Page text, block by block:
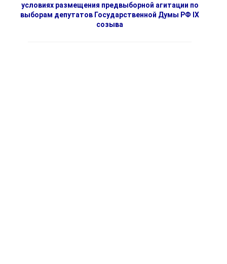
условиях размещения предвыборной агитации по
выборам депутатов Государственной Думы РФ IX
созыва